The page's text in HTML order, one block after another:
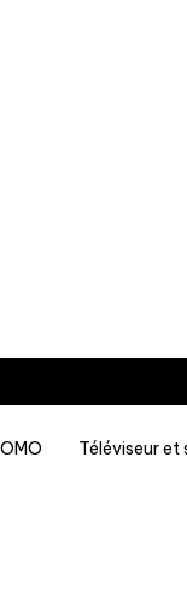
Téléviseur